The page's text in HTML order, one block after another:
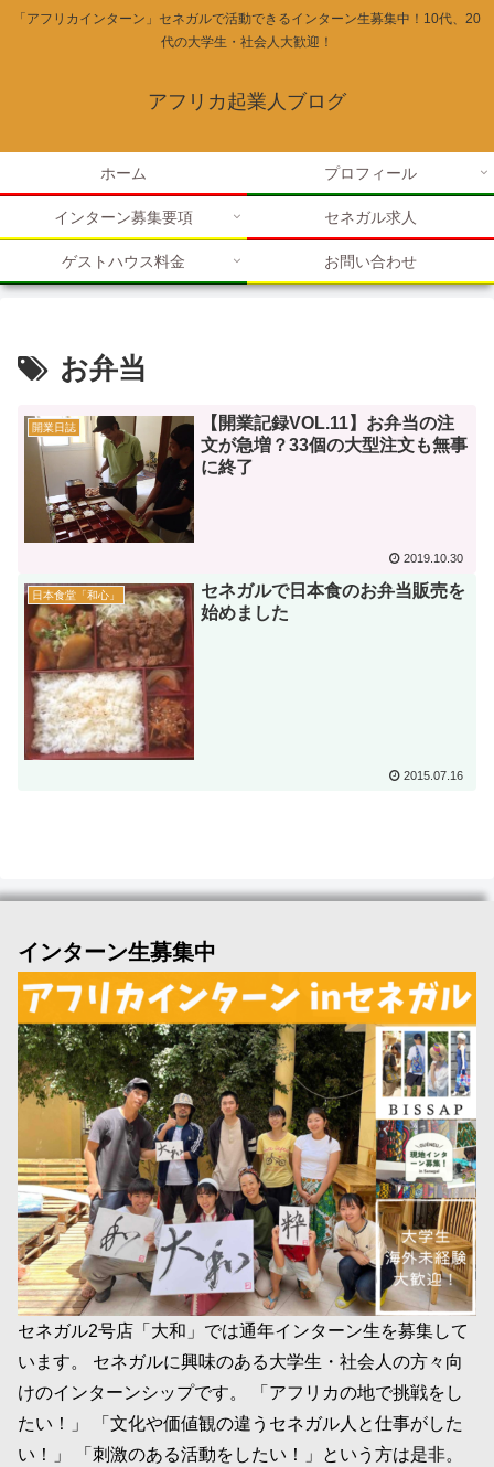
「アフリカインターン」セネガルで活動できるインターン生募集中！10代、20
代の大学生・社会人大歓迎！
アフリカ起業人ブログ
ホーム プロフィール
インターン募集要項 セネガル求人
ゲストハウス料金 お問い合わせ
お弁当
開業日誌
【開業記録VOL.11】お弁当の注
文が急増？33個の大型注文も無事
に終了
2019.10.30
日本食堂「和心」
セネガルで日本食のお弁当販売を
始めました
2015.07.16
インターン生募集中
セネガル2号店「大和」では通年インターン生を募集して
います。 セネガルに興味のある大学生・社会人の方々向
けのインターンシップです。 「アフリカの地で挑戦をし
たい！」 「文化や価値観の違うセネガル人と仕事がした
い！」 「刺激のある活動をしたい！」という方は是非。